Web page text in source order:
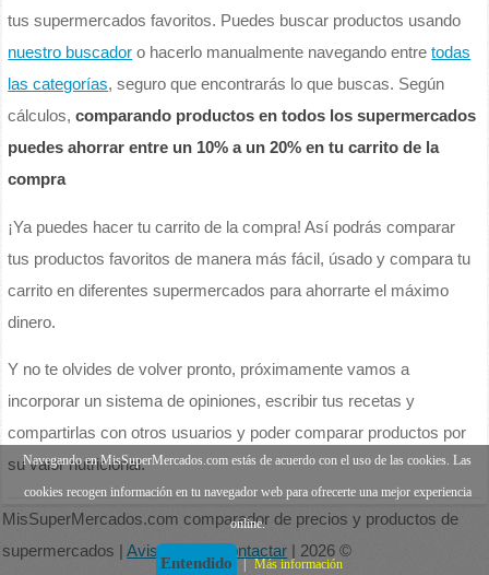
tus supermercados favoritos. Puedes buscar productos usando
nuestro buscador o hacerlo manualmente navegando entretodas
las categorías, seguro que encontrarás lo que buscas. Según
cálculos,comparando productos en todos los supermercados
puedes ahorrar entre un 10% a un 20% en tu carrito de la
compra
¡Ya puedes hacer tu carrito de la compra! Así podrás comparar
tus productos favoritos de manera más fácil, úsado y compara tu
carrito en diferentes supermercados para ahorrarte el máximo
dinero.
Y no te olvides de volver pronto, próximamente vamos a
incorporar un sistema de opiniones, escribir tus recetas y
compartirlas con otros usuarios y poder comparar productos por
su valor nutricional.
MisSuperMercados.com comparador de precios y productos de
supermercados |Aviso legal Contactar | 2026 ©
Navegando en MisSuperMercados.com estás de acuerdo con el uso de las cookies. Las
cookies recogen información en tu navegador web para ofrecerte una mejor experiencia
online.
Entendido Más información